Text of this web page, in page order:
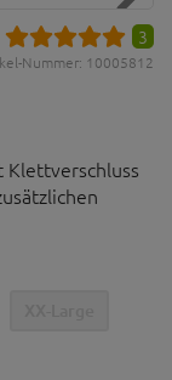
3
Nummer: 10005812
Klettverschluss